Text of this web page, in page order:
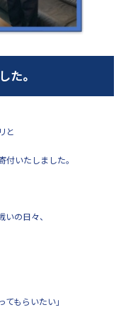
た。
と
付いたしました。
の日々、
もらいたい」